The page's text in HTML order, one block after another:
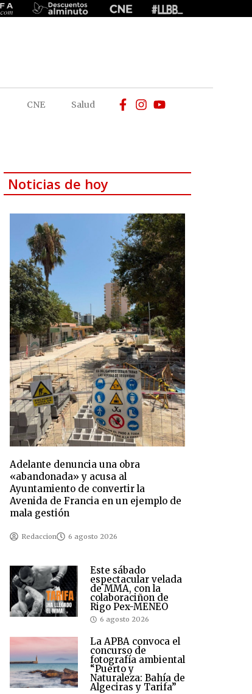
CNE Salud
Noticias de hoy
Adelante denuncia una obra
«abandonada» y acusa al
Ayuntamiento de convertir la
Avenida de Francia en un ejemplo de
mala gestión
Redaccion 6 agosto 2026
Este sábado
espectacular velada
de MMA, con la
colaboraciñon de
Rigo Pex-MENEO
6 agosto 2026
La APBA convoca el
concurso de
fotografía ambiental
“Puerto y
Naturaleza: Bahía de
Algeciras y Tarifa”